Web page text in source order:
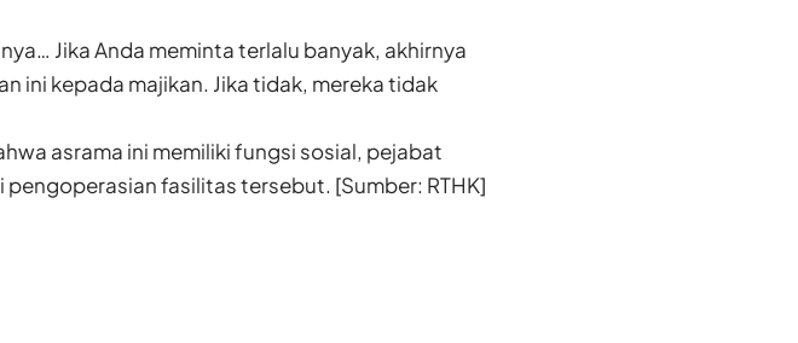
Jika Anda meminta terlalu banyak, akhirnya
ini kepada majikan. Jika tidak, mereka tidak
asrama ini memiliki fungsi sosial, pejabat
fasilitas tersebut. [Sumber: RTHK]